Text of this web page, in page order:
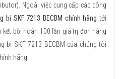
Ngoài việc cung cấp các công
bi SKF 7213 BECBM chính hãng tới
bồi hoàn 100 lần giá trị đơn hàng
bi SKF 7213 BECBM của chúng tôi
hãng.